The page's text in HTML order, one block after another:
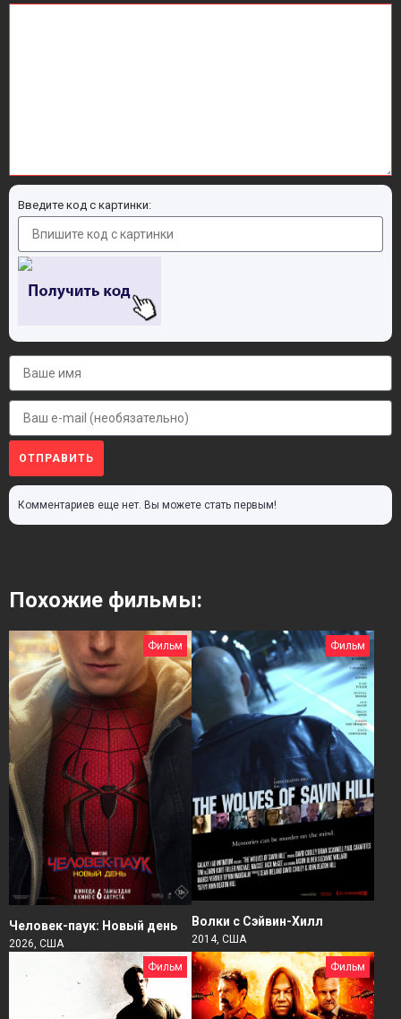
Введите код с картинки:
ОТПРАВИТЬ
Комментариев еще нет. Вы можете стать первым!
Похожие фильмы:
Фильм
Человек-паук: Новый день
2026, США
Фильм
Волки с Сэйвин-Хилл
2014, США
Фильм Фильм